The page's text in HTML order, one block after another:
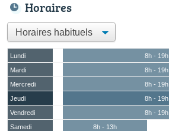
Horaires
Lundi
8h - 19h
Mardi
8h - 19h
Mercredi
8h - 19h
Jeudi
8h - 19h
Vendredi
8h - 19h
Samedi
8h - 13h